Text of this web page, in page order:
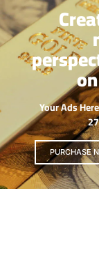
Your Ads
PURCHASE